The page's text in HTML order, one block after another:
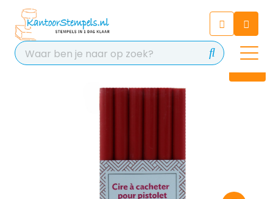
Chat 24/7 met onze chatbot
voor hulp
Contact